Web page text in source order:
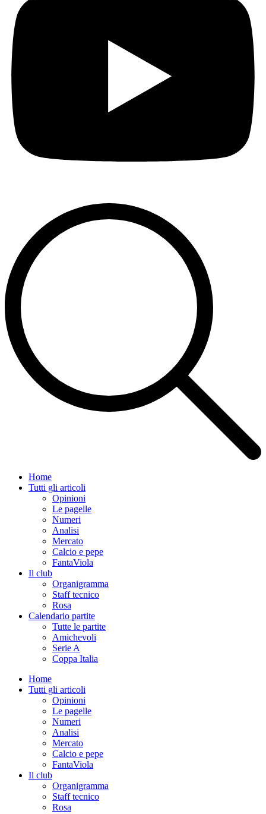
Home
Tutti gli articoli
Opinioni
Le pagelle
Numeri
Analisi
Mercato
Calcio e pepe
FantaViola
Il club
Organigramma
Staff tecnico
Rosa
Calendario partite
Tutte le partite
Amichevoli
Serie A
Coppa Italia
Home
Tutti gli articoli
Opinioni
Le pagelle
Numeri
Analisi
Mercato
Calcio e pepe
FantaViola
Il club
Organigramma
Staff tecnico
Rosa